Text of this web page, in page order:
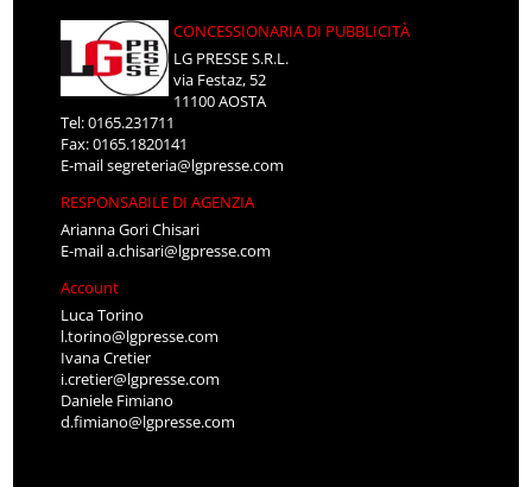
CONCESSIONARIA DI PUBBLICITÀ
LG PRESSE S.R.L.
via Festaz, 52
11100 AOSTA
Tel: 0165.231711
Fax: 0165.1820141
E-mailsegreteria@lgpresse.com
RESPONSABILE DI AGENZIA
Arianna Gori Chisari
E-maila.chisari@lgpresse.com
Account
Luca Torino
l.torino@lgpresse.com
Ivana Cretier
i.cretier@lgpresse.com
Daniele Fimiano
d.fimiano@lgpresse.com